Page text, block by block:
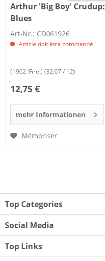
Arthur 'Big Boy' Crudup:
Blues
Art-Nr.: CD061926
Article doit être commandé
(1962 'Fire') (32:07 / 12)
12,75 €
mehr Informationen
Mémoriser
Top Categories
Social Media
Top Links